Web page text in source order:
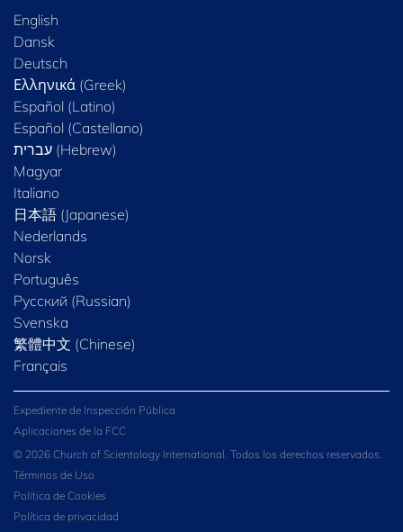
English
Dansk
Deutsch
Ελληνικά (Greek)
Español (Latino)
Español (Castellano)
Magyar
Italiano
日本語 (Japanese)
Nederlands
Norsk
Português
Русский (Russian)
Svenska
繁體中文 (Chinese)
Français
Expediente de Inspección Pública
Aplicaciones de la FCC
© 2026 Church of Scientology International. Todos los derechos reservados.
Términos de Uso
Política de Cookies
Política de privacidad